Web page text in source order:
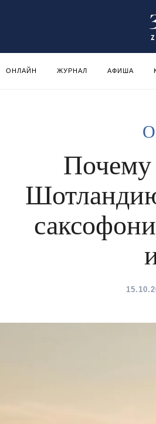
ОНЛАЙН ЖУРНАЛ АФИША